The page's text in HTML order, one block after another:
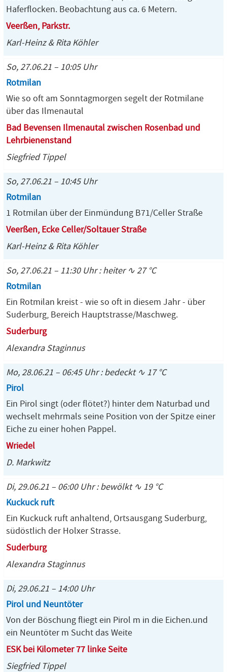
Haferflocken. Beobachtung aus ca. 6 Metern.
Veerßen, Parkstr.
Karl-Heinz & Rita Köhler
So, 27.06.21 – 10:05 Uhr
Rotmilan
Wie so oft am Sonntagmorgen segelt der Rotmilane
über das Ilmenautal
Bad Bevensen Ilmenautal zwischen Rosenbad und
Lehrbienenstand
Siegfried Tippel
So, 27.06.21 – 10:45 Uhr
Rotmilan
1 Rotmilan über der Einmündung B71/Celler Straße
Veerßen, Ecke Celler/Soltauer Straße
Karl-Heinz & Rita Köhler
So, 27.06.21 – 11:30 Uhr : heiter ∿ 27 °C
Rotmilan
Ein Rotmilan kreist - wie so oft in diesem Jahr - über
Suderburg, Bereich Hauptstrasse/Maschweg.
Suderburg
Alexandra Staginnus
Mo, 28.06.21 – 06:45 Uhr : bedeckt ∿ 17 °C
Pirol
Ein Pirol singt (oder flötet?) hinter dem Naturbad und
wechselt mehrmals seine Position von der Spitze einer
Eiche zu einer hohen Pappel.
Wriedel
D. Markwitz
Di, 29.06.21 – 06:00 Uhr : bewölkt ∿ 19 °C
Kuckuck ruft
Ein Kuckuck ruft anhaltend, Ortsausgang Suderburg,
südöstlich der Holxer Strasse.
Suderburg
Alexandra Staginnus
Di, 29.06.21 – 14:00 Uhr
Pirol und Neuntöter
Von der Böschung fliegt ein Pirol m in die Eichen.und
ein Neuntöter m Sucht das Weite
ESK bei Kilometer 77 linke Seite
Siegfried Tippel